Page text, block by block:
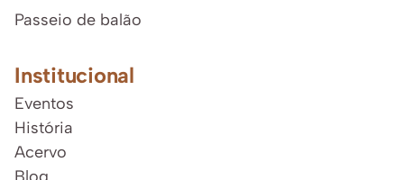
Passeio de balão
Institucional
Eventos
História
Acervo